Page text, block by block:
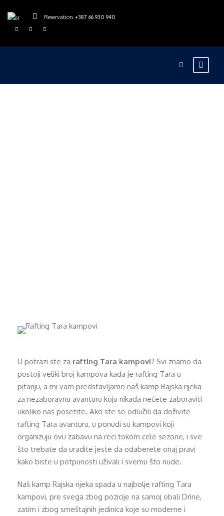
Reservation +387 66 930 940
U potrazi ste za rafting Tara kampovi? Svi znamo da
postoji veliki broj kampova kada je rafting Tara u
pitanju, a mi vam predstavljamo naš kamp Rajska rijeka
za nezaboravnu avanturu koju nikada nećete zaboraviti
ukoliko nas posetite. Ako ste se odlučili da doživite
rafting Tara avanturu, u ponudi su kampovi koji
organizuju ovu zabavu na reci tokom cele sezone, i sve
što trebate da uradite jeste da odaberete onaj pravi
kako biste u potpunosti uživali i svemu što nude.
Naš kamp Rajska rijeka spada u najbolje rafting Tara
kampovi, pre svega zbog pozicije na samoj obali Drine,
zatim i zbog smeštajnih jedinica koje su moderne i